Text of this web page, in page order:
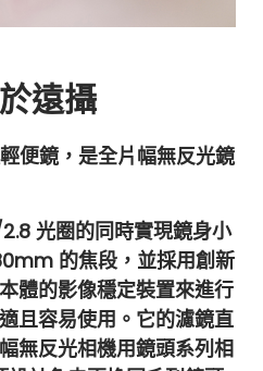
遠攝
鏡，是全片幅無反光鏡
光圈的同時實現鏡身小
的焦段，並採用創新
體的影像穩定裝置來進行
且容易使用。它的濾鏡直
無反光相機用鏡頭系列相